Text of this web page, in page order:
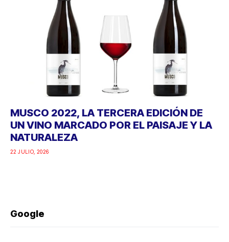
MUSCO 2022, LA TERCERA EDICIÓN DE
UN VINO MARCADO POR EL PAISAJE Y LA
NATURALEZA
22 JULIO, 2026
Google